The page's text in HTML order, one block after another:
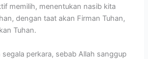
memilih, menentukan nasib kita
dengan taat akan Firman Tuhan,
Tuhan.
segala perkara, sebab Allah sanggup